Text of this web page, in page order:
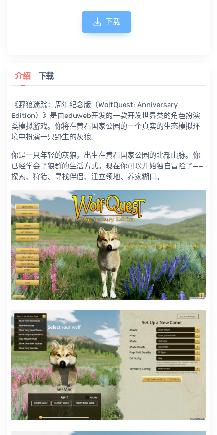
下载
介绍 下载
《野狼迷踪：周年纪念版（WolfQuest: Anniversary
Edition）》是由eduweb开发的一款开发世界类的角色扮演
类模拟游戏。你将在黄石国家公园的一个真实的生态模拟环
境中扮演一只野生的灰狼。
你是一只年轻的灰狼，出生在黄石国家公园的北部山脉。你
已经学会了狼群的生活方式。现在你可以开始独自冒险了——
探索、狩猎、寻找伴侣、建立领地、养家糊口。